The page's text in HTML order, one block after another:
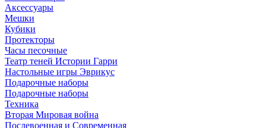
Аксессуары
Мешки
Кубики
Протекторы
Часы песочные
Театр теней Истории Гарри
Настольные игры Эврикус
Подарочные наборы
Подарочные наборы
Техника
Вторая Мировая война
Послевоенная и Современная